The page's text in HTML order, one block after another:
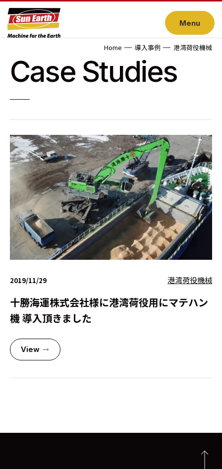
Menu
Home 導入事例 港湾荷役機械
Case Studies
2019/11/29 港湾荷役機械
十勝海運株式会社様に港湾荷役用にマテハン
機 導入頂きました
View